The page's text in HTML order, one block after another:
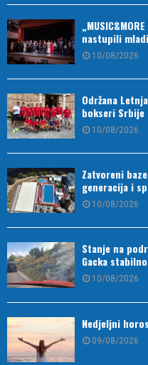
nastupili
10/08/2026
Održana
bokseri
10/08/2026
Zatvoreni
generacija i
10/08/2026
Stanje na
Gacka
10/08/2026
Nedjeljni
09/08/2026